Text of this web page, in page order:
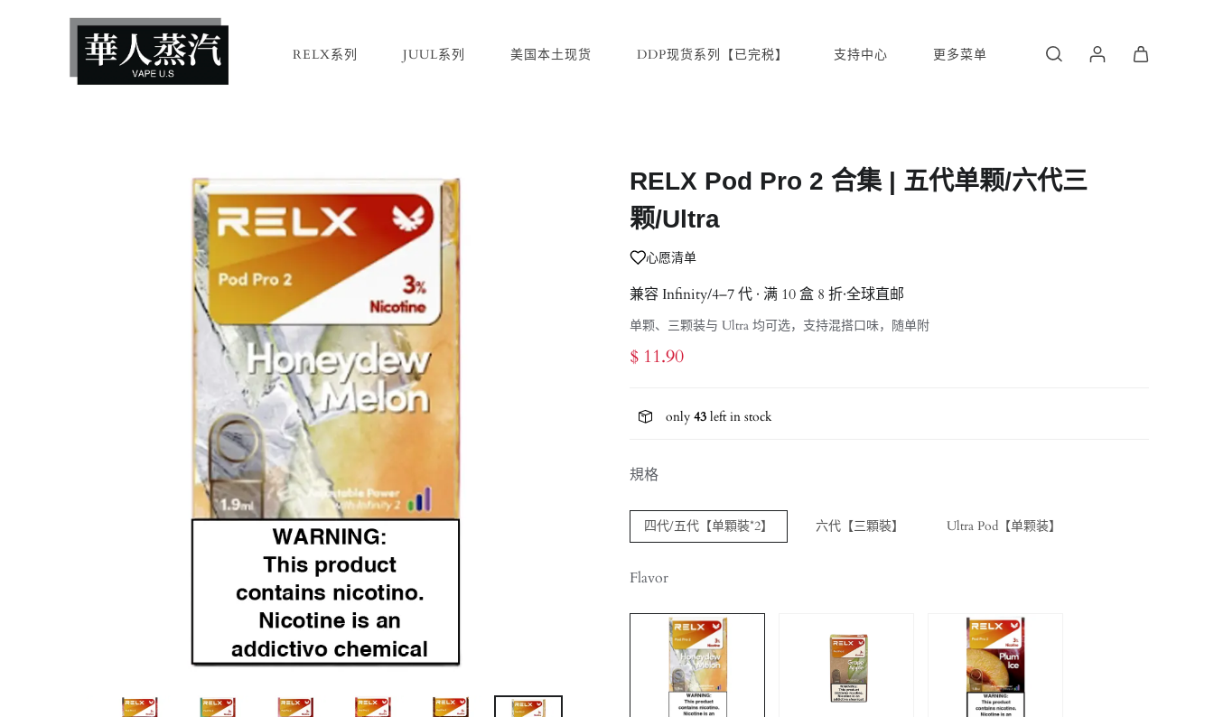
RELX系列 JUUL系列 美国本土现货 DDP现货系列【已完税】 支持中心 更多菜单
RELX Pod Pro 2 合集 | 五代单颗/六代三
颗/Ultra
心愿清单
兼容 Infinity/4–7 代 · 满 10 盒 8 折·全球直邮
单颗、三颗装与 Ultra 均可选，支持混搭口味，随单附
$ 11.90
only 43 left in stock
規格
四代/五代【单顆裝*2】 六代【三顆裝】 Ultra Pod【单颗装】
Flavor